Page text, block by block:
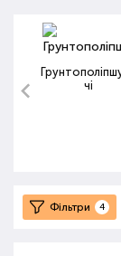
чі
Фільтри 4